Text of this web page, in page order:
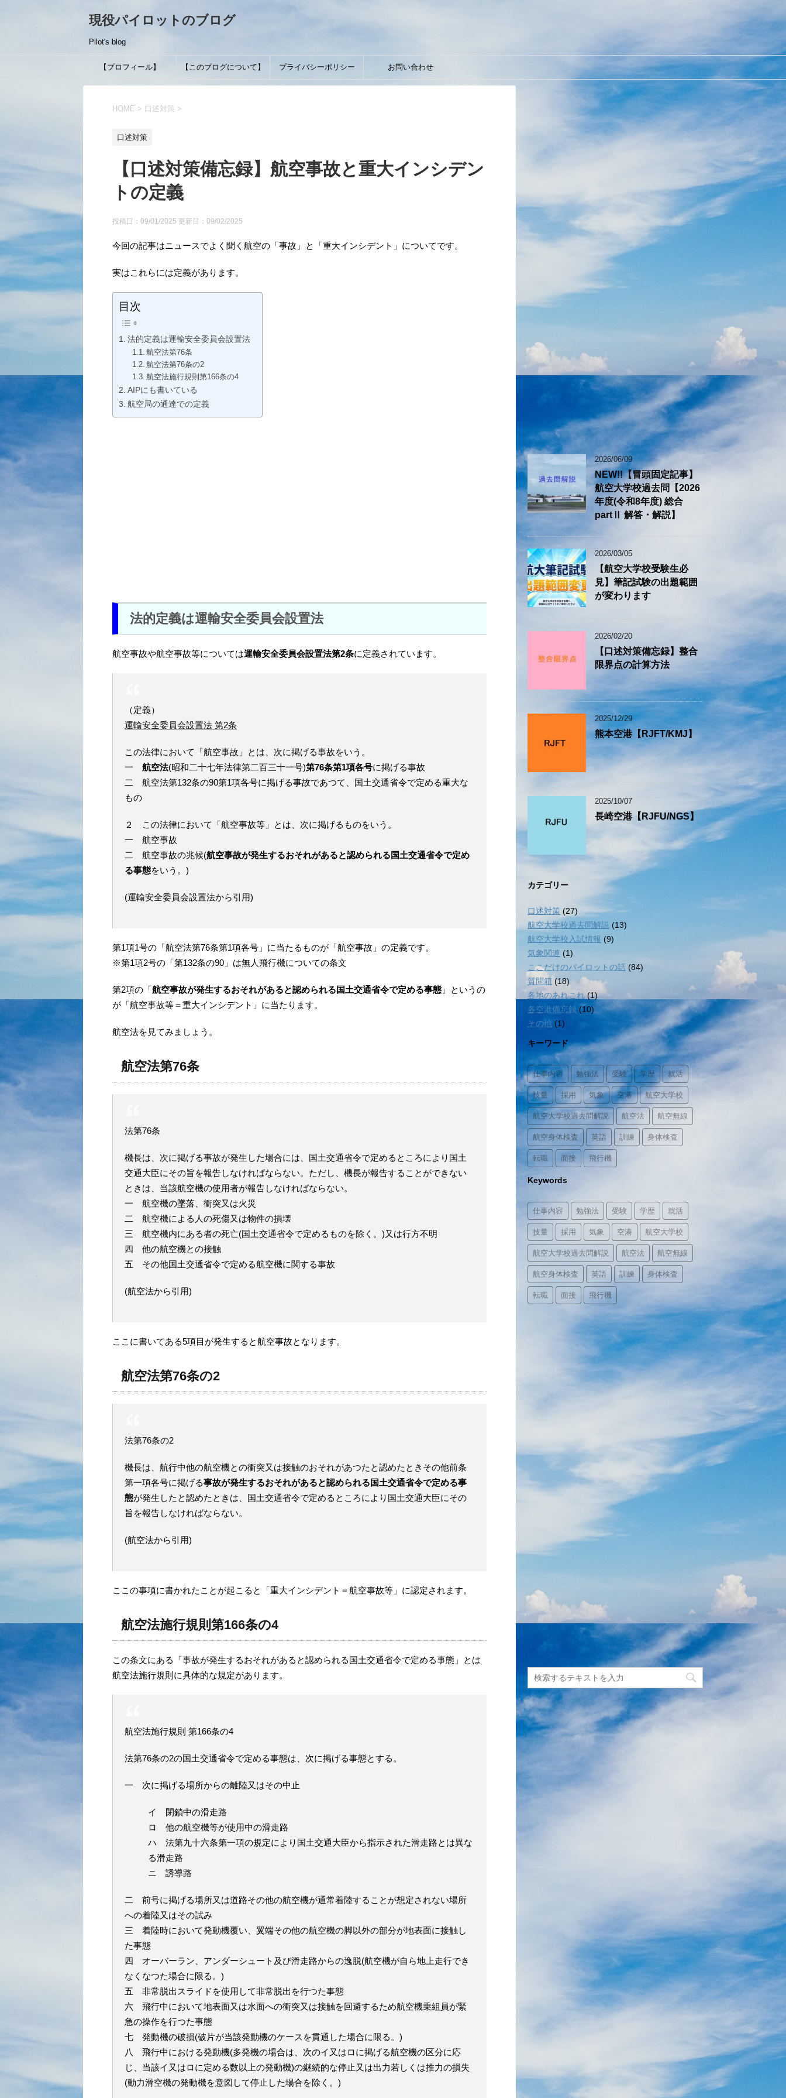
現役パイロットのブログ
Pilot's blog
【プロフィール】 【このブログについて】 プライバシーポリシー お問い合わせ
HOME > 口述対策 >
口述対策
【口述対策備忘録】航空事故と重大インシデン
トの定義
投稿日：09/01/2025 更新日： 09/02/2025
今回の記事はニュースでよく聞く航空の「事故」と「重大インシデント」についてです。
実はこれらには定義があります。
目次
法的定義は運輸安全委員会設置法
航空法第76条
航空法第76条の2
航空法施行規則第166条の4
AIPにも書いている
航空局の通達での定義
法的定義は運輸安全委員会設置法
航空事故や航空事故等については運輸安全委員会設置法第2条に定義されています。
（定義）
運輸安全委員会設置法 第2条
この法律において「航空事故」とは、次に掲げる事故をいう。
一 航空法(昭和二十七年法律第二百三十一号)第76条第1項各号に掲げる事故
二 航空法第132条の90第1項各号に掲げる事故であつて、国土交通省令で定める重大な
もの
２ この法律において「航空事故等」とは、次に掲げるものをいう。
一 航空事故
二 航空事故の兆候(航空事故が発生するおそれがあると認められる国土交通省令で定め
る事態をいう。)
(運輸安全委員会設置法から引用)
第1項1号の「航空法第76条第1項各号」に当たるものが「航空事故」の定義です。
※第1項2号の「第132条の90」は無人飛行機についての条文
第2項の「航空事故が発生するおそれがあると認められる国土交通省令で定める事態 」というの
が「航空事故等＝重大インシデント」に当たります。
航空法を見てみましょう。
航空法第76条
法第76条
機長は、次に掲げる事故が発生した場合には、国土交通省令で定めるところにより国土
交通大臣にその旨を報告しなければならない。ただし、機長が報告することができない
ときは、当該航空機の使用者が報告しなければならない。
一 航空機の墜落、衝突又は火災
二 航空機による人の死傷又は物件の損壊
三 航空機内にある者の死亡(国土交通省令で定めるものを除く。)又は行方不明
四 他の航空機との接触
五 その他国土交通省令で定める航空機に関する事故
(航空法から引用)
ここに書いてある5項目が発生すると航空事故となります。
航空法第76条の2
法第76条の2
機長は、航行中他の航空機との衝突又は接触のおそれがあつたと認めたときその他前条
第一項各号に掲げる事故が発生するおそれがあると認められる国土交通省令で定める事
態が発生したと認めたときは、国土交通省令で定めるところにより国土交通大臣にその
旨を報告しなければならない。
(航空法から引用)
ここの事項に書かれたことが起こると「重大インシデント＝航空事故等」に認定されます。
航空法施行規則第166条の4
この条文にある「事故が発生するおそれがあると認められる国土交通省令で定める事態」とは
航空法施行規則に具体的な規定があります。
航空法施行規則 第166条の4
法第76条の2の国土交通省令で定める事態は、次に掲げる事態とする。
一 次に掲げる場所からの離陸又はその中止
イ 閉鎖中の滑走路
ロ 他の航空機等が使用中の滑走路
ハ 法第九十六条第一項の規定により国土交通大臣から指示された滑走路とは異な
る滑走路
ニ 誘導路
二 前号に掲げる場所又は道路その他の航空機が通常着陸することが想定されない場所
への着陸又はその試み
三 着陸時において発動機覆い、翼端その他の航空機の脚以外の部分が地表面に接触し
た事態
四 オーバーラン、アンダーシュート及び滑走路からの逸脱(航空機が自ら地上走行でき
なくなつた場合に限る。)
五 非常脱出スライドを使用して非常脱出を行つた事態
六 飛行中において地表面又は水面への衝突又は接触を回避するため航空機乗組員が緊
急の操作を行つた事態
七 発動機の破損(破片が当該発動機のケースを貫通した場合に限る。)
八 飛行中における発動機(多発機の場合は、次のイ又はロに掲げる航空機の区分に応
じ、当該イ又はロに定める数以上の発動機)の継続的な停止又は出力若しくは推力の損失
(動力滑空機の発動機を意図して停止した場合を除く。)
2026/06/09
NEW!!【冒頭固定記事】
航空大学校過去問【2026
年度(令和8年度) 総合
partⅡ 解答・解説】
2026/03/05
【航空大学校受験生必
見】筆記試験の出題範囲
が変わります
2026/02/20
【口述対策備忘録】整合
限界点の計算方法
2025/12/29
熊本空港【RJFT/KMJ】
2025/10/07
長崎空港【RJFU/NGS】
カテゴリー
口述対策 (27)
航空大学校過去問解説 (13)
航空大学校入試情報 (9)
気象関連 (1)
ここだけのパイロットの話 (84)
質問箱 (18)
各地のあれこれ(1)
各空港備忘録 (10)
その他 (1)
キーワード
仕事内容 勉強法 受験 学歴 就活
技量 採用 気象 空港 航空大学校
航空大学校過去問解説 航空法 航空無線
航空身体検査 英語 訓練 身体検査
転職 面接 飛行機
Keywords
仕事内容 勉強法 受験 学歴 就活
技量 採用 気象 空港 航空大学校
航空大学校過去問解説 航空法 航空無線
航空身体検査 英語 訓練 身体検査
転職 面接 飛行機